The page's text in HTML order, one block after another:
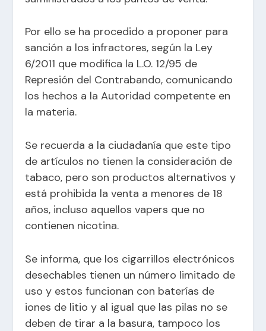
Por ello se ha procedido a proponer para
sanción a los infractores, según la Ley
6/2011 que modifica la L.O. 12/95 de
Represión del Contrabando, comunicando
los hechos a la Autoridad competente en
la materia.
Se recuerda a la ciudadanía que este tipo
de artículos no tienen la consideración de
tabaco, pero son productos alternativos y
está prohibida la venta a menores de 18
años, incluso aquellos vapers que no
contienen nicotina.
Se informa, que los cigarrillos electrónicos
desechables tienen un número limitado de
uso y estos funcionan con baterías de
iones de litio y al igual que las pilas no se
deben de tirar a la basura, tampoco los